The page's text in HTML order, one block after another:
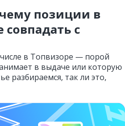
позиции в
совпадать с
в Топвизоре — порой
в выдаче или которую
разбираемся, так ли это,